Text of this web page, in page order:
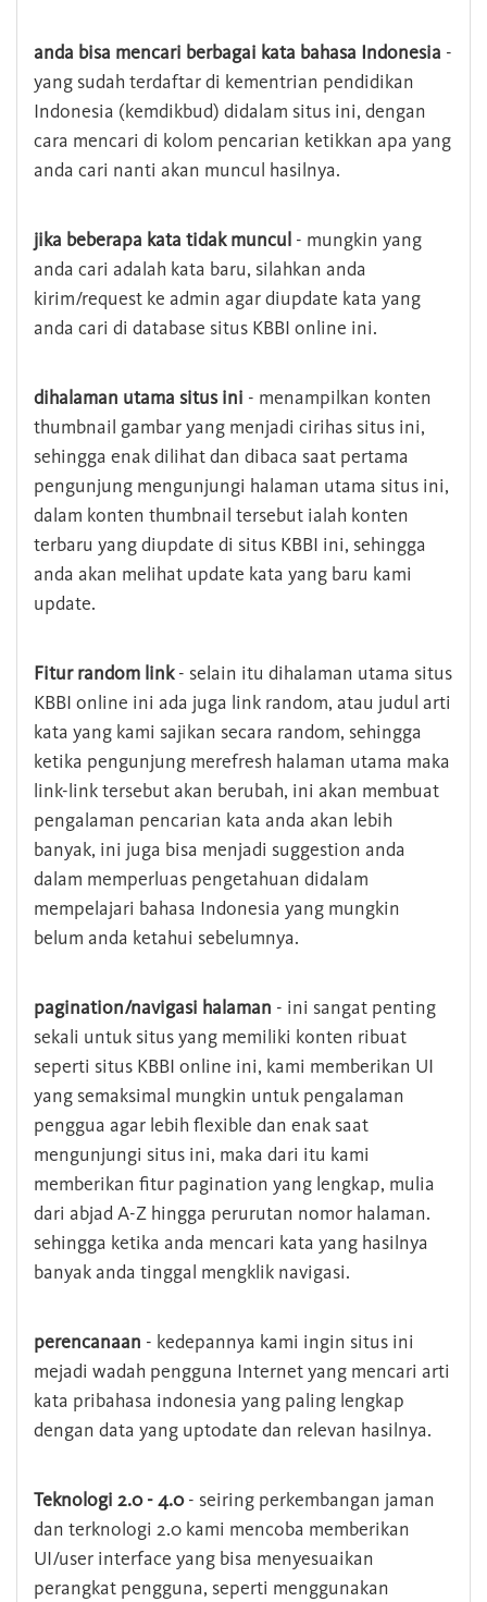
anda bisa mencari berbagai kata bahasa Indonesia -
yang sudah terdaftar di kementrian pendidikan
Indonesia (kemdikbud) didalam situs ini, dengan
cara mencari di kolom pencarian ketikkan apa yang
anda cari nanti akan muncul hasilnya.
jika beberapa kata tidak muncul - mungkin yang
anda cari adalah kata baru, silahkan anda
kirim/request ke admin agar diupdate kata yang
anda cari di database situs KBBI online ini.
dihalaman utama situs ini - menampilkan konten
thumbnail gambar yang menjadi cirihas situs ini,
sehingga enak dilihat dan dibaca saat pertama
pengunjung mengunjungi halaman utama situs ini,
dalam konten thumbnail tersebut ialah konten
terbaru yang diupdate di situs KBBI ini, sehingga
anda akan melihat update kata yang baru kami
update.
Fitur random link- selain itu dihalaman utama situs
KBBI online ini ada juga link random, atau judul arti
kata yang kami sajikan secara random, sehingga
ketika pengunjung merefresh halaman utama maka
link-link tersebut akan berubah, ini akan membuat
pengalaman pencarian kata anda akan lebih
banyak, ini juga bisa menjadi suggestion anda
dalam memperluas pengetahuan didalam
mempelajari bahasa Indonesia yang mungkin
belum anda ketahui sebelumnya.
pagination/navigasi halaman - ini sangat penting
sekali untuk situs yang memiliki konten ribuat
seperti situs KBBI online ini, kami memberikan UI
yang semaksimal mungkin untuk pengalaman
penggua agar lebih flexible dan enak saat
mengunjungi situs ini, maka dari itu kami
memberikan fitur pagination yang lengkap, mulia
dari abjad A-Z hingga perurutan nomor halaman.
sehingga ketika anda mencari kata yang hasilnya
banyak anda tinggal mengklik navigasi.
perencanaan - kedepannya kami ingin situs ini
mejadi wadah pengguna Internet yang mencari arti
kata pribahasa indonesia yang paling lengkap
dengan data yang uptodate dan relevan hasilnya.
Teknologi 2.0 - 4.0- seiring perkembangan jaman
dan terknologi 2.0 kami mencoba memberikan
UI/user interface yang bisa menyesuaikan
perangkat pengguna, seperti menggunakan